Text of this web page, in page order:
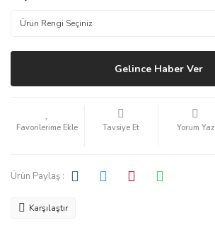
Gelince Haber Ver
Tavsiye Et Yorum Yaz
Ürün Paylaş :
Karşılaştır